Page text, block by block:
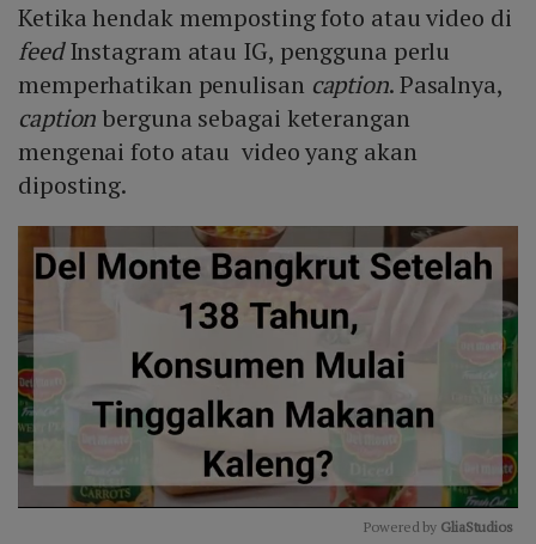
Ketika hendak memposting foto atau video di
feedInstagram atau IG, pengguna perlu
memperhatikan penulisan caption. Pasalnya,
captionberguna sebagai keterangan
mengenai foto atau video yang akan
diposting.
Powered by GliaStudios